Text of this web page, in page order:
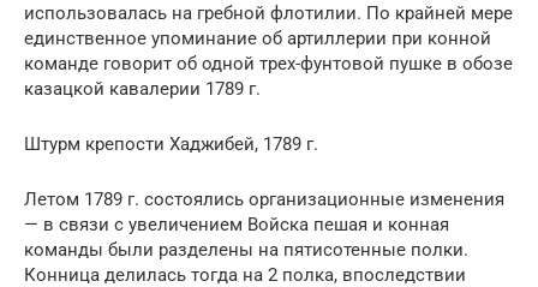
использовалась на гребной флотилии. По крайней мере
единственное упоминание об артиллерии при конной
команде говорит об одной трех-фунтовой пушке в обозе
казацкой кавалерии 1789 г.
Штурм крепости Хаджибей, 1789 г.
Летом 1789 г. состоялись организационные изменения
— в связи с увеличением Войска пешая и конная
команды были разделены на пятисотенные полки.
Конница делилась тогда на 2 полка, впоследствии